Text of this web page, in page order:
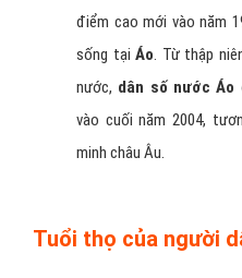
điểm cao mới vào năm
sống tạiÁo . Từ thập
nước, dân số nước Áo
vào cuối năm 2004,
minh châu Âu.
Tuổi thọ của người